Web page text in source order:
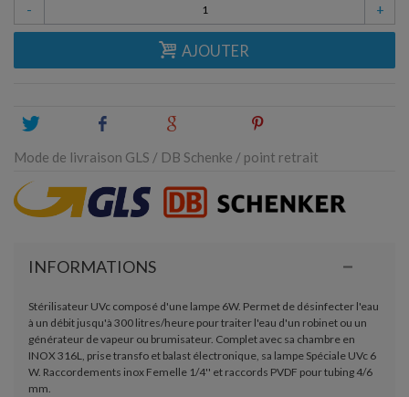
- +
AJOUTER
Tweet
Mode de livraison GLS / DB Schenke / point retrait
INFORMATIONS
Stérilisateur UVc composé d'une lampe 6W. Permet de désinfecter l'eau
à un débit jusqu'à 300 litres/heure pour traiter l'eau d'un robinet ou un
générateur de vapeur ou brumisateur. Complet avec sa chambre en
INOX 316L, prise transfo et balast électronique, sa lampe Spéciale UVc 6
W. Raccordements inox Femelle 1/4'' et raccords PVDF pour tubing 4/6
mm.